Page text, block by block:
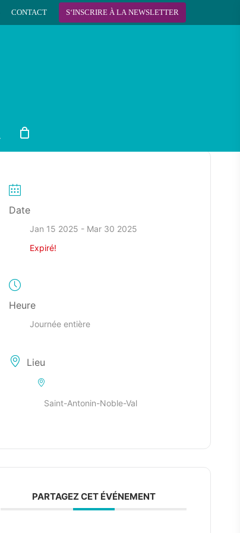
CONTACT S‘INSCRIRE À LA NEWSLETTER
search
Date
Jan 15 2025 - Mar 30 2025
Expiré!
Heure
Journée entière
Lieu
Saint-Antonin-Noble-Val
PARTAGEZ CET ÉVÉNEMENT